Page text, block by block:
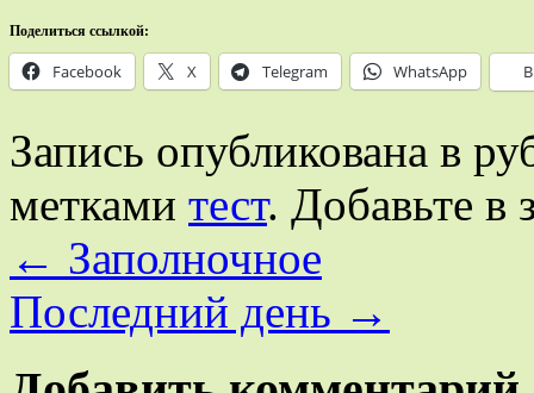
Поделиться ссылкой:
Facebook X Telegram WhatsApp
Запись опубликована в
метками тест. Добавьте в
← Заполночное
Последний день →